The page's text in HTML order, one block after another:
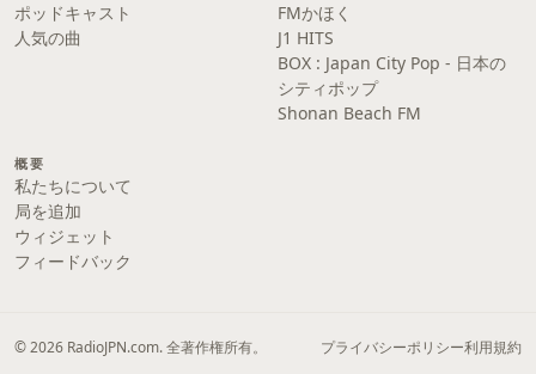
ポッドキャスト
人気の曲
FMかほく
J1 HITS
BOX : Japan City Pop - 日本の
シティポップ
Shonan Beach FM
概要
私たちについて
局を追加
ウィジェット
フィードバック
© 2026 RadioJPN.com. 全著作権所有。 プライバシーポリシー利用規約